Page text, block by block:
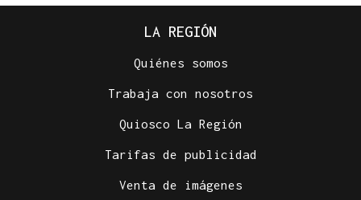
LA REGIÓN
Quiénes somos
Trabaja con nosotros
Quiosco La Región
Tarifas de publicidad
Venta de imágenes